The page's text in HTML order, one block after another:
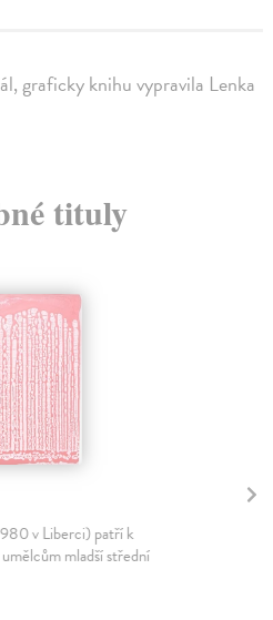
graficky knihu vypravila Lenka
tituly
v Liberci) patří k
mladší střední